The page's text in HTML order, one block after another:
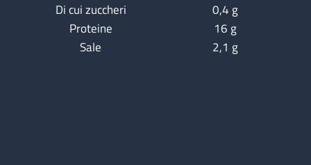
Di cui zuccheri
0,4 g
Proteine
16 g
Sale
2,1 g